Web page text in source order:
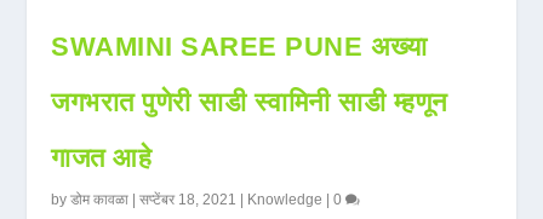
SWAMINI SAREE PUNE अख्या
जगभरात पुणेरी साडी स्वामिनी साडी म्हणून
गाजत आहे
byडोम कावळा |सप्टेंबर 18, 2021 Knowledge |0